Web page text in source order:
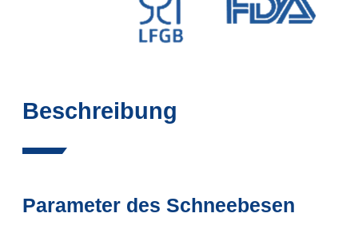
Beschreibung
Parameter des Schneebesen